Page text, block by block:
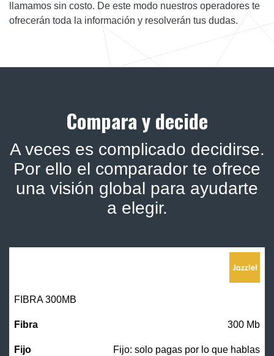
llamamos sin costo. De este modo nuestros operadores te
ofrecerán toda la información y resolverán tus dudas.
Compara y decide
A veces es complicado decidirse.
Por ello el comparador te ofrece
una visión global para ayudarte
a elegir.
FIBRA 300MB
300 Mb
Fijo: solo pagas por lo que hablas